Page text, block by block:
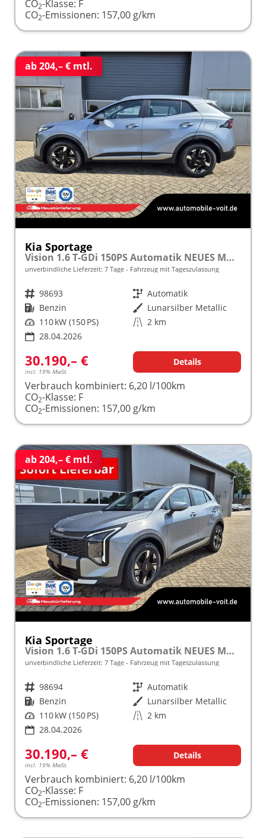
CO2-Klasse: F
CO2-Emissionen: 157,00 g/km
ab 204,– € mtl.
Kia Sportage
Vision 1.6 T-GDi 150PS Automatik NEUES MODELL MY26 FACELIFT Sitzheizung Lenkradheizung Klimaautomatik Navi Bluetooth Touchscreen Apple CarPlay Android Auto PDC v+h 17"LM Rückf.Kamera ACC 2x Keyless
unverbindliche Lieferzeit: 7 Tage Fahrzeug mit Tageszulassung
Fahrzeugnr. 98693 Getriebe Automatik
Kraftstoff Benzin Außenfarbe Lunarsilber Metallic
Leistung 110 kW (150 PS) Kilometerstand 2 km
28.04.2026
30.190,– €
incl. 19% MwSt.
Details
Verbrauch kombiniert: 6,20 l/100km
CO2-Klasse: F
CO2-Emissionen: 157,00 g/km
ab 204,– € mtl.
Kia Sportage
Vision 1.6 T-GDi 150PS Automatik NEUES MODELL MY26 FACELIFT Sitzheizung Lenkradheizung Klimaautomatik Navi Bluetooth Touchscreen Apple CarPlay Android Auto PDC v+h 17"LM Rückf.Kamera ACC 2x Keyless
unverbindliche Lieferzeit: 7 Tage Fahrzeug mit Tageszulassung
Fahrzeugnr. 98694 Getriebe Automatik
Kraftstoff Benzin Außenfarbe Lunarsilber Metallic
Leistung 110 kW (150 PS) Kilometerstand 2 km
28.04.2026
30.190,– €
incl. 19% MwSt.
Details
Verbrauch kombiniert: 6,20 l/100km
CO2-Klasse: F
CO2-Emissionen: 157,00 g/km